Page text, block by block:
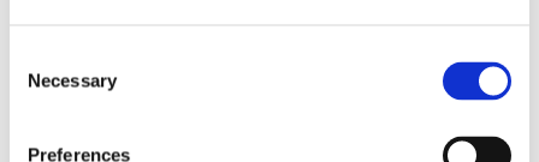
Selection
Necessary
Preferences